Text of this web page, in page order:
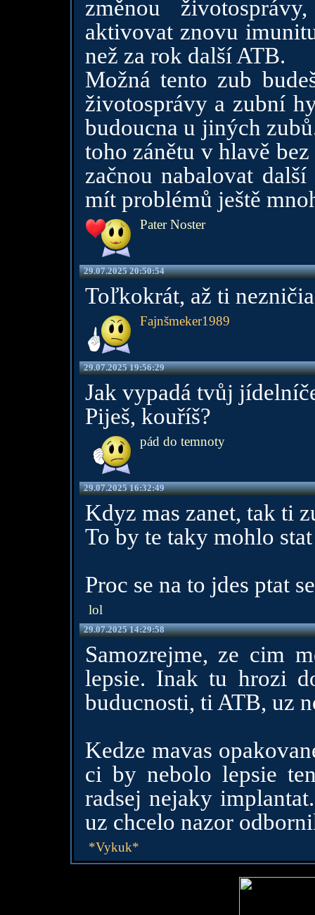
změnou
aktivovat znovu
než za rok další ATB.
Možná tento zub
životosprávy a zubní
budoucna u jiných
toho zánětu v hlavě
začnou nabalovat
mít problémů ještě
Pater Noster
29.07.2025 20:50:54
Toľkokrát, až ti
Fajnšmeker1989
29.07.2025 19:56:29
Jak vypadá tvůj
Piješ, kouříš?
pád do temnoty
29.07.2025 16:32:49
Kdyz mas zanet, tak ti
To by te taky mohlo
Proc se na to jdes ptat
lol
29.07.2025 14:29:58
Samozrejme, ze cim
lepsie. Inak tu hrozi
buducnosti, ti ATB, uz
Kedze mavas
ci by nebolo lepsie
radsej nejaky
uz chcelo nazor
*Vykuk*